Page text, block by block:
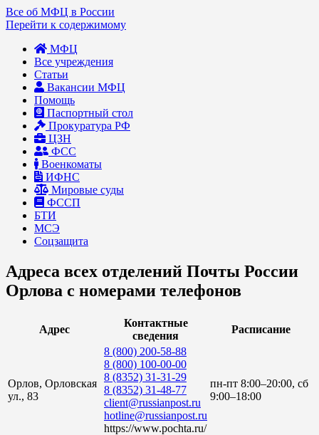
Все об МФЦ в России
Перейти к содержимому
МФЦ
Все учреждения
Статьи
Вакансии МФЦ
Помощь
Паспортный стол
Прокуратура РФ
ЦЗН
ФСС
Военкоматы
ИФНС
Мировые суды
ФССП
БТИ
МСЭ
Соцзащита
Адреса всех отделений Почты России
Орлова с номерами телефонов
Адрес
Контактные
сведения
Расписание
Орлов, Орловская
ул., 83
8 (800) 200-58-88
8 (800) 100-00-00
8 (8352) 31-31-29
8 (8352) 31-48-77
client@russianpost.ru
hotline@russianpost.ru
https://www.pochta.ru/
пн-пт 8:00–20:00, сб
9:00–18:00